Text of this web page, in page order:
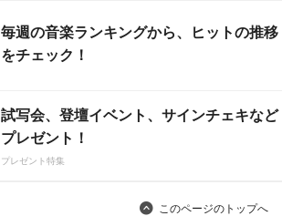
毎週の音楽ランキングから、ヒットの推移
をチェック！
試写会、登壇イベント、サインチェキなど
プレゼント！
プレゼント特集
このページのトップへ